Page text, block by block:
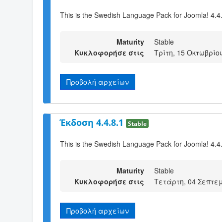
This is the Swedish Language Pack for Joomla!
Maturity
Stable
Κυκλοφορήσε στις
Τρίτη, 15
Προβολή αρχείων
Έκδοση 4.4.8.1 Stable
This is the Swedish Language Pack for Joomla!
Maturity
Stable
Κυκλοφορήσε στις
Τετάρτη, 04
Προβολή αρχείων